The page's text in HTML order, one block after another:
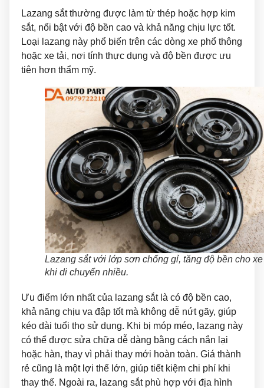
Lazang sắt thường được làm từ thép hoặc hợp kim
sắt, nổi bật với độ bền cao và khả năng chịu lực tốt.
Loại lazang này phổ biến trên các dòng xe phổ thông
hoặc xe tải, nơi tính thực dụng và độ bền được ưu
tiên hơn thẩm mỹ.
Lazang sắt với lớp sơn chống gỉ, tăng độ bền cho xe
khi di chuyển nhiều.
Ưu điểm lớn nhất của lazang sắt là có độ bền cao,
khả năng chịu va đập tốt mà không dễ nứt gãy, giúp
kéo dài tuổi thọ sử dụng. Khi bị móp méo, lazang này
có thể được sửa chữa dễ dàng bằng cách nắn lại
hoặc hàn, thay vì phải thay mới hoàn toàn. Giá thành
rẻ cũng là một lợi thế lớn, giúp tiết kiệm chi phí khi
thay thế. Ngoài ra, lazang sắt phù hợp với địa hình